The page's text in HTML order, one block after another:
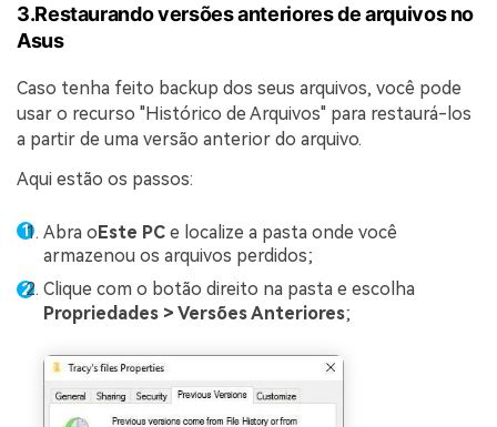
3.Restaurando versões anteriores de arquivos no
Asus
Caso tenha feito backup dos seus arquivos, você pode
usar o recurso "Histórico de Arquivos" para restaurá-los
a partir de uma versão anterior do arquivo.
Aqui estão os passos:
Abra o Este PC e localize a pasta onde você
armazenou os arquivos perdidos;
Clique com o botão direito na pasta e escolha
Propriedades > Versões Anteriores;